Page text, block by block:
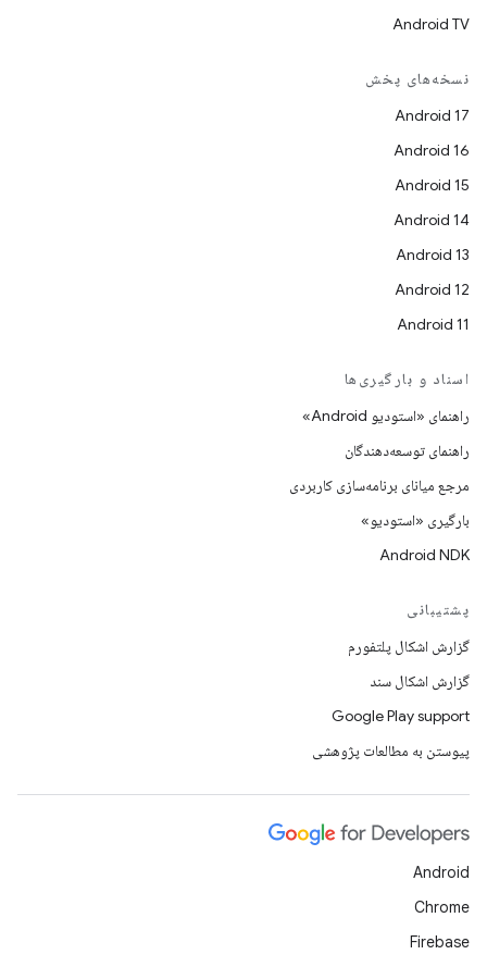
Android TV
نسخه‌های پخش
Android 17
Android 16
Android 15
Android 14
Android 13
Android 12
Android 11
اسناد و بارگیری‌ها
راهنمای «استودیو Android»
راهنمای توسعه‌دهندگان
مرجع میانای برنامه‌سازی کاربردی
بارگیری «استودیو»
Android NDK
پشتیبانی
گزارش اشکال پلتفورم
گزارش اشکال سند
Google Play support
پیوستن به مطالعات پژوهشی
Android
Chrome
Firebase